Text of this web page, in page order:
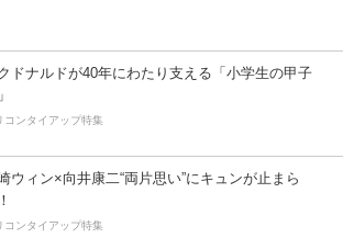
ドナルドが40年にわたり支える「小学生の甲子
コンタイアップ特集
ウィン×向井康二“両片思い”にキュンが止まら
コンタイアップ特集